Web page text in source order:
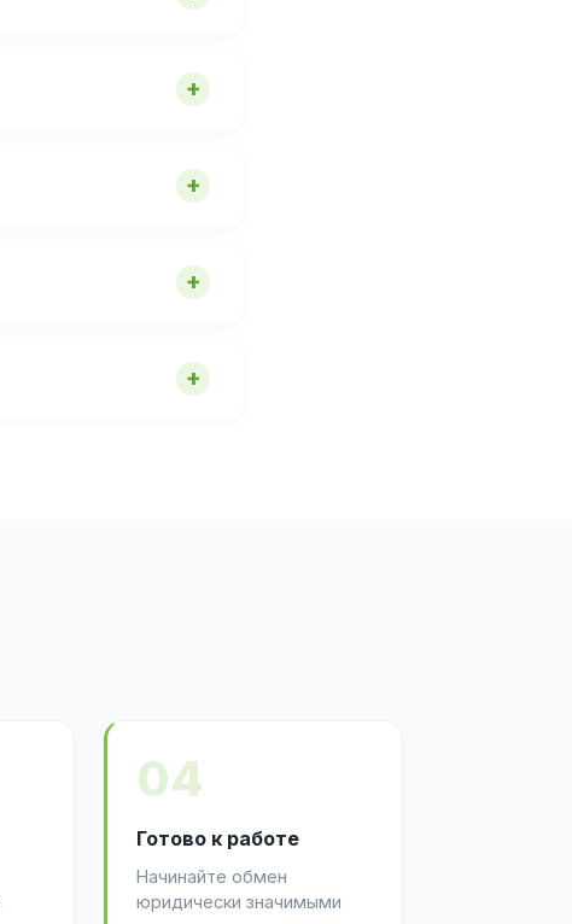
04
Готово к работе
Начинайте обмен
юридически значимыми